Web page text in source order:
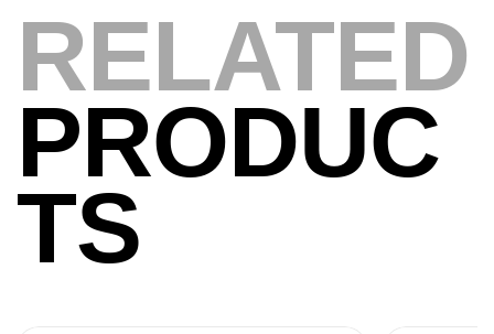
Accastillage bateau,Accessoires bateaux
د.ت
Canne Sunset Beachstriker Surf Hybrid
420 Cm 100-250 G
Cannes
RELATED
PRODUC
TS